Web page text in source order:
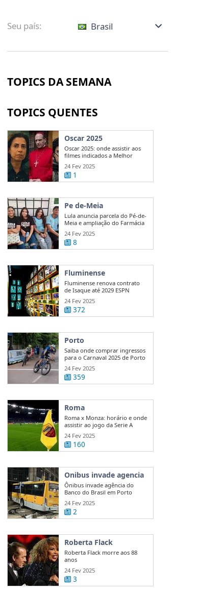
Seu país: Brasil
TOPICS DA SEMANA
TOPICS QUENTES
Oscar 2025
Oscar 2025: onde assistir aos
filmes indicados a Melhor
Direção?
24 Fev 2025
1
Pe de-Meia
Lula anuncia parcela do Pé-de-
Meia e ampliação do Farmácia
...24 Fev 2025
8
Fluminense
Fluminense renova contrato
de Isaque até 2029 ESPN
24 Fev 2025
372
Porto
Saiba onde comprar ingressos
para o Carnaval 2025 de Porto
...24 Fev 2025
359
Roma
Roma x Monza: horário e onde
assistir ao jogo da Serie A
24 Fev 2025
160
Onibus invade agencia
Ônibus invade agência do
Banco do Brasil em Porto
Alegre
24 Fev 2025
2
Roberta Flack
Roberta Flack morre aos 88
anos
24 Fev 2025
3